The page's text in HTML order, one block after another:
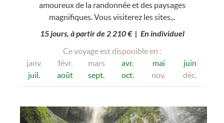
amoureux de la randonnée et des paysages
magnifiques. Vous visiterez les sites...
15 jours, à partir de 2 210 € | En individuel
Ce voyage est disponible en :
janv.
févr. mars avr. mai
juin
juil.
août sept. oct. nov. déc.